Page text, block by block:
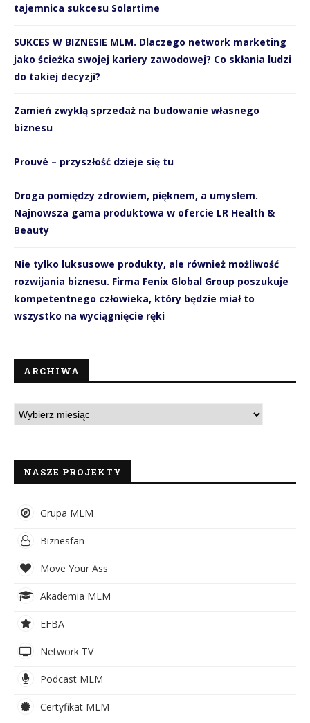
tajemnica sukcesu Solartime
SUKCES W BIZNESIE MLM. Dlaczego network marketing
jako ścieżka swojej kariery zawodowej? Co skłania ludzi
do takiej decyzji?
Zamień zwykłą sprzedaż na budowanie własnego
biznesu
Prouvé – przyszłość dzieje się tu
Droga pomiędzy zdrowiem, pięknem, a umysłem.
Najnowsza gama produktowa w ofercie LR Health &
Beauty
Nie tylko luksusowe produkty, ale również możliwość
rozwijania biznesu. Firma Fenix Global Group poszukuje
kompetentnego człowieka, który będzie miał to
wszystko na wyciągnięcie ręki
ARCHIWA
NASZE PROJEKTY
Grupa MLM
Biznesfan
Move Your Ass
Akademia MLM
EFBA
Network TV
Podcast MLM
Certyfikat MLM